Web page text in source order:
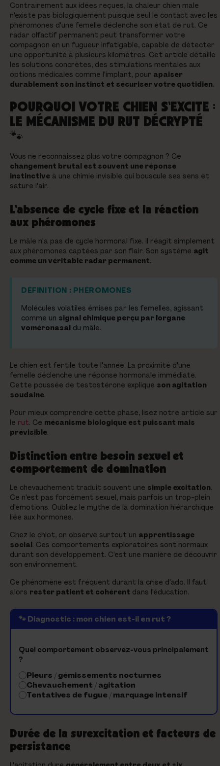
Contrairement aux idées reçues, la chaleur chien male
n'existe pas biologiquement puisque seul le contact avec les
phéromones d'une femelle déclenche son état de rut. Ce
radar olfactif permanent peut transformer votre
compagnon en un fugueur infatigable, capable de détecter
une opportunité à plusieurs kilomètres. Cet article détaille
les solutions concrètes, des stimulations mentales aux
options médicales comme l'implant, pour apaiser
durablement son instinct et sécuriser votre quotidien.
POURQUOI VOTRE CHIEN S'EXCITE :
LE MÉCANISME DU RUT DÉCRYPTÉ
🐾
Vous ne reconnaissez plus votre compagnon ? Ce
changement brutal est souvent une réponse
instinctive à une chimie invisible qui bouscule ses sens et
sature l'air.
L'absence de cycle fixe et la réaction
aux phéromones
Le mâle n'a pas de cycle hormonal fixe. Il réagit simplement
aux phéromones captées par son flair. Son système agit
comme un véritable radar permanent.
DÉFINITION : PHÉROMONES
Molécules volatiles émises par les femelles, agissant
comme un signal chimique perçu par l'organe
voméronasal du mâle.
Le chien est fertile toute l'année. La proximité d'une
femelle déclenche une réponse hormonale immédiate.
Cette poussée de testostérone explique son agitation
soudaine.
Pour mieux comprendre cette phase, lisez notre article sur
le rut. Ce mécanisme biologique est puissant mais
prévisible.
Distinction entre besoin sexuel et
comportement de domination
Le chevauchement traduit souvent une simple excitation.
Ce n'est pas forcément sexuel, mais parfois un trop-plein
d'émotions. Oubliez le mythe de la domination hiérarchique
liée aux hormones.
Chez le chiot, on observe surtout un apprentissage
social. Ces comportements exploratoires sont normaux
durant son développement. C'est une manière de découvrir
son environnement.
Ce phénomène est fréquent durant la crise d'ado. Il faut
alors rester patient et cohérent dans l'éducation.
🐾 Diagnostic : mon chien est-il en rut ?
Quel comportement observez-vous principalement
?
Pleurs / gémissements nocturnes
Chevauchement / agitation
Tentatives de fugue / marquage intensif
Durée de la surexcitation et facteurs de
persistance